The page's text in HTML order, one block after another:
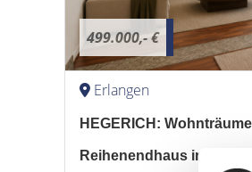
499.000,- €
Erlangen
HEGERICH:
Reihenendhaus in